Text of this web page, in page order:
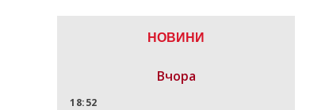
НОВИНИ
Вчора
18:52